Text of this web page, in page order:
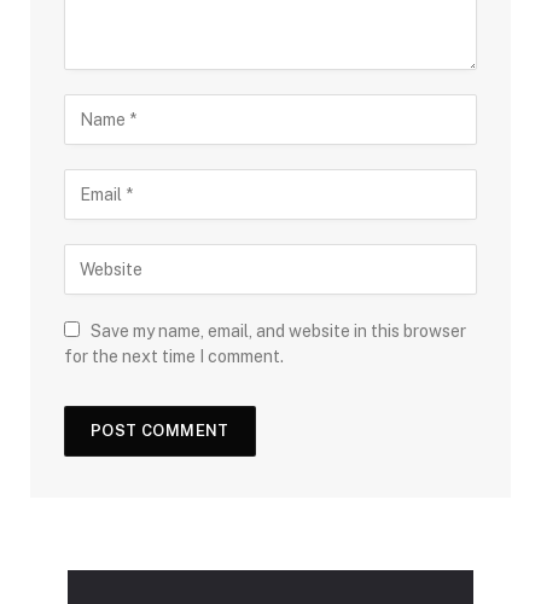
Save my name, email, and website in this browser
for the next time I comment.